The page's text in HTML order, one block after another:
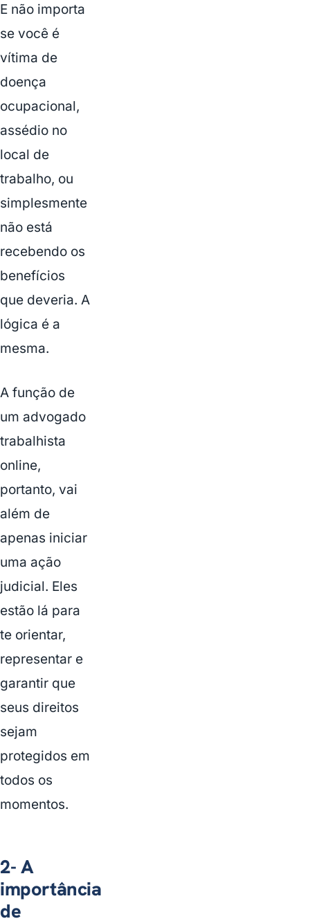
E não importa
se você é
vítima de
doença
ocupacional,
assédio no
local de
trabalho, ou
simplesmente
não está
recebendo os
benefícios
que deveria. A
lógica é a
mesma.
A função de
um advogado
trabalhista
online,
portanto, vai
além de
apenas iniciar
uma ação
judicial. Eles
estão lá para
te orientar,
representar e
garantir que
seus direitos
sejam
protegidos em
todos os
momentos.
2- A
importância
de